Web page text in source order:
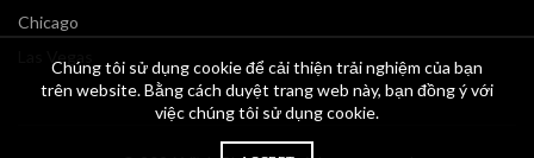
Chicago
Chúng tôi sử dụng cookie để cải thiện trải nghiệm của bạn
trên website. Bằng cách duyệt trang web này, bạn đồng ý với
việc chúng tôi sử dụng cookie.